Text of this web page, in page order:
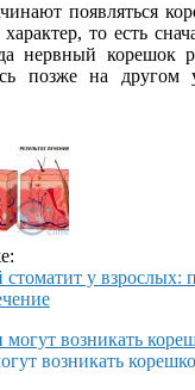
появляться
то есть
нервный корешок
позже на другом
у взрослых:
возникать